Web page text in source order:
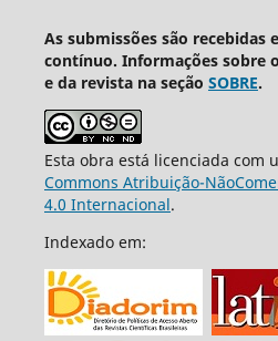
As submissões são recebidas
contínuo. Informações sobre
e da revista na seção SOBRE.
Esta obra está licenciada com
Commons Atribuição-
4.0 Internacional.
Indexado em: